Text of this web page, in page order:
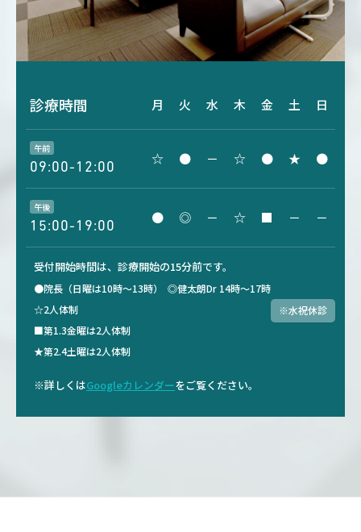
診療時間 月 火 水 木 金 土 日
午前
09:00-12:00
☆ ● － ☆ ● ★ ●
午後
15:00-19:00
● ◎ － ☆ ■ － －
受付開始時間は、診療開始の15分前です。
●院長（日曜は10時～13時） ◎健太朗Dr 14時～17時
☆2人体制
■第1.3金曜は2人体制
★第2.4土曜は2人体制
※水祝休診
※詳しくはGoogleカレンダーをご覧ください。